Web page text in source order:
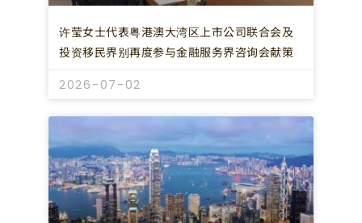
许莹女士代表粤港澳大湾区上市公司联合会及
投资移民界别再度参与金融服务界咨询会献策
2026-07-02